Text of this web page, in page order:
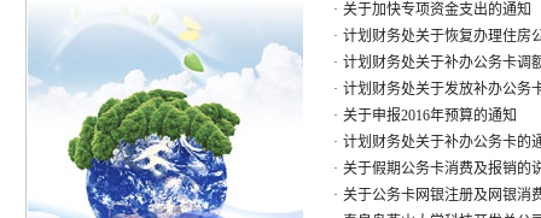
· 关于加快专项资金支出的通知
· 计划财务处关于恢复办理住房
· 计划财务处关于补办公务卡调
· 计划财务处关于发放补办公务
· 关于申报2016年预算的通知
· 计划财务处关于补办公务卡的
· 关于假期公务卡消费及报销的
· 关于公务卡网银注册及网银消